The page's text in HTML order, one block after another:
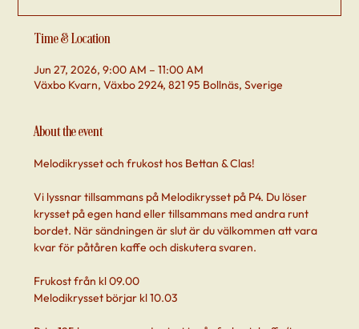
Time & Location
Jun 27, 2026, 9:00 AM – 11:00 AM
Växbo Kvarn, Växbo 2924, 821 95 Bollnäs, Sverige
About the event
Melodikrysset och frukost hos Bettan & Clas!
Vi lyssnar tillsammans på Melodikrysset på P4. Du löser
krysset på egen hand eller tillsammans med andra runt
bordet. När sändningen är slut är du välkommen att vara
kvar för påtåren kaffe och diskutera svaren.
Frukost från kl 09.00
Melodikrysset börjar kl 10.03